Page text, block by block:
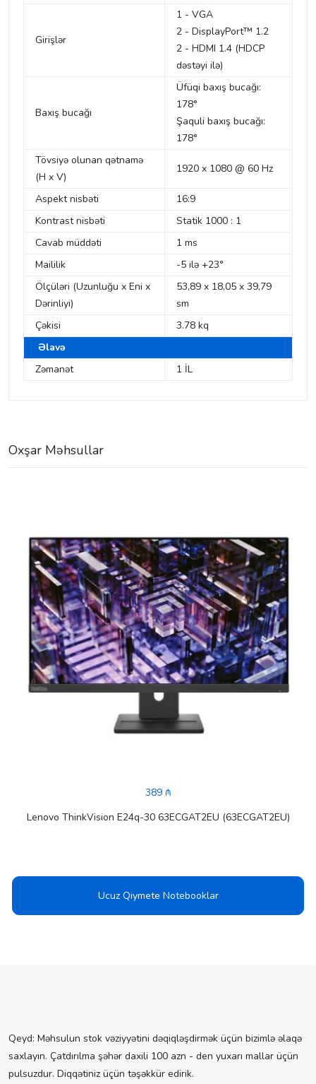
Girişlər
1 - VGA
2 - DisplayPort™ 1.2
2 - HDMI 1.4 (HDCP
dəstəyi ilə)
Baxış bucağı
Üfüqi baxış bucağı:
178°
Şaquli baxış bucağı:
178°
Tövsiyə olunan qətnamə
(H x V)
1920 x 1080 @ 60 Hz
Aspekt nisbəti
16:9
Kontrast nisbəti
Statik 1000 : 1
Cavab müddəti
1 ms
Maililik
-5 ilə +23°
Ölçüləri (Uzunluğu x Eni x
Dərinliyi)
53,89 x 18,05 x 39,79
sm
Çəkisi
3.78 kq
Əlavə
Zəmanət
1 İL
Oxşar Məhsullar
389 ₼
Lenovo ThinkVision E24q-30 63ECGAT2EU (63ECGAT2EU)
Ucuz Qiymete Notebooklar
Qeyd: Məhsulun stok vəziyyətini dəqiqləşdirmək üçün bizimlə əlaqə
saxlayın. Çatdırılma şəhər daxili 100 azn - den yuxarı mallar üçün
pulsuzdur. Diqqətiniz üçün təşəkkür edirik.